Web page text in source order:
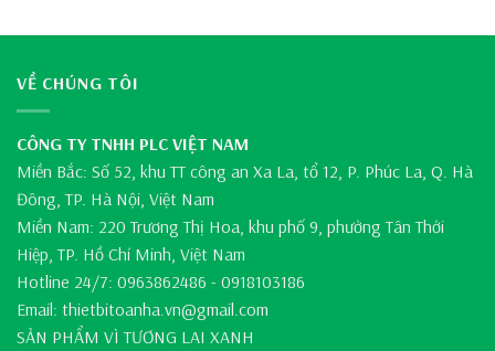
VỀ CHÚNG TÔI
CÔNG TY TNHH PLC VIỆT NAM
Miền Bắc: Số 52, khu TT công an Xa La, tổ 12, P. Phúc La, Q. Hà
Đông, TP. Hà Nội, Việt Nam
Miền Nam: 220 Trương Thị Hoa, khu phố 9, phường Tân Thới
Hiệp, TP. Hồ Chí Minh, Việt Nam
Hotline 24/7: 0963862486 - 0918103186
Email: thietbitoanha.vn@gmail.com
SẢN PHẨM VÌ TƯƠNG LAI XANH